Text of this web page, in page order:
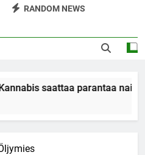
RANDOM NEWS
saattaa parantaa